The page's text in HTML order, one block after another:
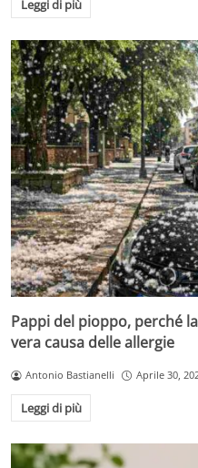
Leggi di più
Pappi del pioppo, perché
vera causa delle allergie
Antonio Bastianelli Aprile 30,
Leggi di più